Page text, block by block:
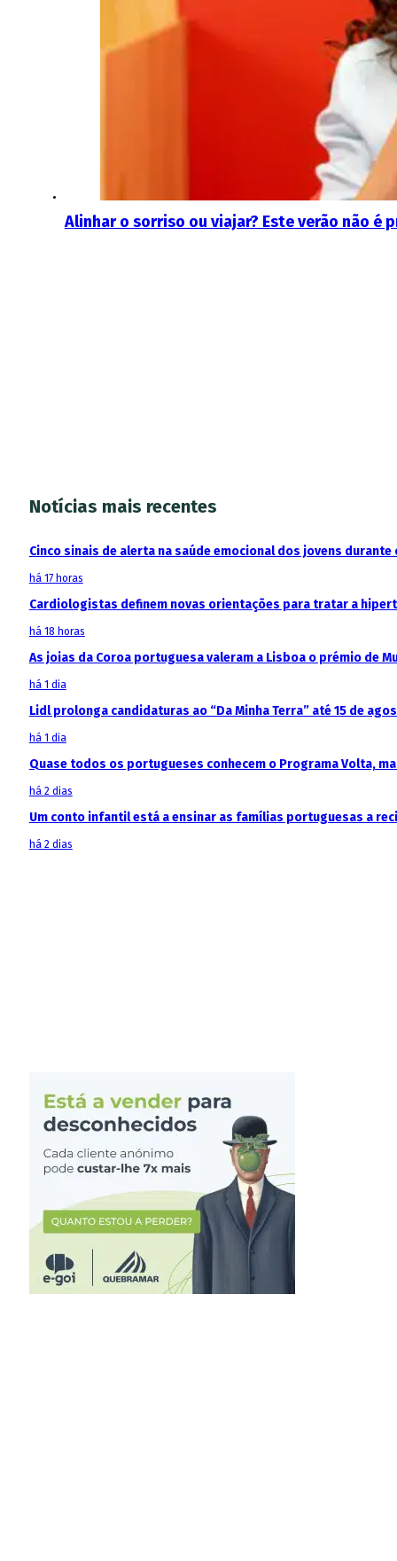
Alinhar o sorriso ou viajar? Este verão não é
Notícias mais recentes
Cinco sinais de alerta na saúde emocional dos jovens durante
há 17 horas
Cardiologistas definem novas orientações para tratar a
há 18 horas
As joias da Coroa portuguesa valeram a Lisboa o prémio de
há 1 dia
Lidl prolonga candidaturas ao “Da Minha Terra” até 15 de
há 1 dia
Quase todos os portugueses conhecem o Programa Volta,
há 2 dias
Um conto infantil está a ensinar as famílias portuguesas a
há 2 dias